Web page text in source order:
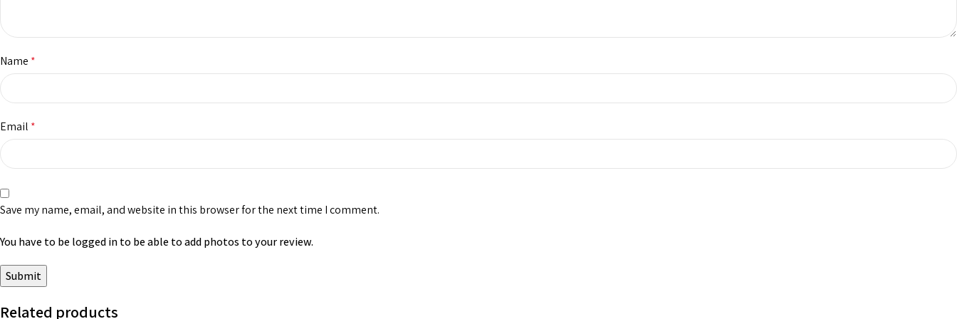
Name *
Email *
Save my name, email, and website in this browser for the next time I comment.
You have to be logged in to be able to add photos to your review.
Related products